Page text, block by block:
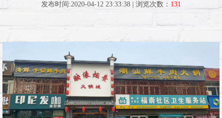
发布时间:2020-04-12 23:33:38 | 浏览次数： 131